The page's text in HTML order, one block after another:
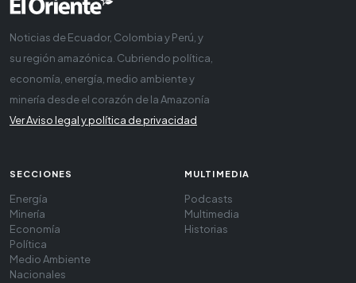
Noticias de Ecuador, Colombia y Perú, y
su región amazónica. Cubriendo política,
economía, energía, medio ambiente y
minería desde el corazón de la Amazonía
Ver Aviso legal y política de privacidad
SECCIONES
Energía
Minería
Economía
Política
Medio Ambiente
Nacionales
MULTIMEDIA
Podcasts
Multimedia
Historias